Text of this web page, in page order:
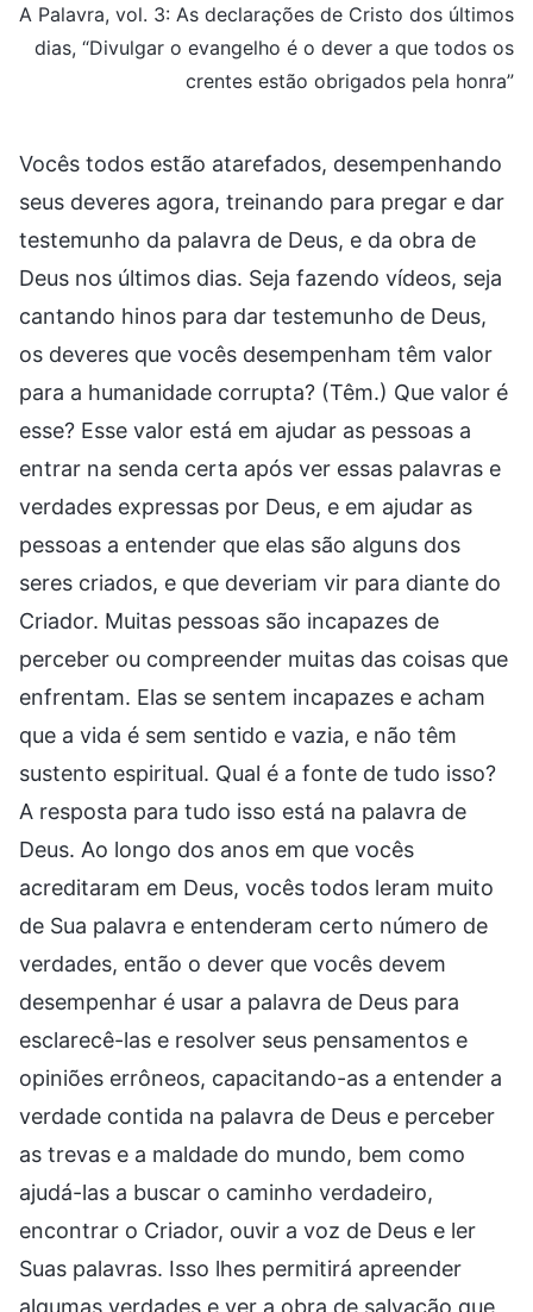
A Palavra, vol. 3: As declarações de Cristo dos últimos
dias, “Divulgar o evangelho é o dever a que todos os
crentes estão obrigados pela honra”
Vocês todos estão atarefados, desempenhando
seus deveres agora, treinando para pregar e dar
testemunho da palavra de Deus, e da obra de
Deus nos últimos dias. Seja fazendo vídeos, seja
cantando hinos para dar testemunho de Deus,
os deveres que vocês desempenham têm valor
para a humanidade corrupta? (Têm.) Que valor é
esse? Esse valor está em ajudar as pessoas a
entrar na senda certa após ver essas palavras e
verdades expressas por Deus, e em ajudar as
pessoas a entender que elas são alguns dos
seres criados, e que deveriam vir para diante do
Criador. Muitas pessoas são incapazes de
perceber ou compreender muitas das coisas que
enfrentam. Elas se sentem incapazes e acham
que a vida é sem sentido e vazia, e não têm
sustento espiritual. Qual é a fonte de tudo isso?
A resposta para tudo isso está na palavra de
Deus. Ao longo dos anos em que vocês
acreditaram em Deus, vocês todos leram muito
de Sua palavra e entenderam certo número de
verdades, então o dever que vocês devem
desempenhar é usar a palavra de Deus para
esclarecê-las e resolver seus pensamentos e
opiniões errôneos, capacitando-as a entender a
verdade contida na palavra de Deus e perceber
as trevas e a maldade do mundo, bem como
ajudá-las a buscar o caminho verdadeiro,
encontrar o Criador, ouvir a voz de Deus e ler
Suas palavras. Isso lhes permitirá apreender
algumas verdades e ver a obra de salvação que